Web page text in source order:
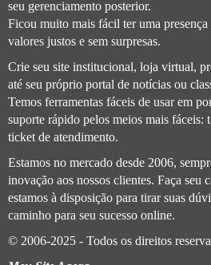
seu gerenciamento posterior.
Ficou muito mais fácil ter uma
valores justos e sem surpresas.
Crie seu site institucional, loja virtual,
até seu próprio portal de notícias ou
Temos ferramentas fáceis de usar em
suporte rápido pelos meios mais fáceis:
ticket de atendimento.
Estamos no mercado desde 2006,
inovação aos nossos clientes. Faça seu
estamos à disposição para tirar suas
caminho para seu sucesso online.
© 2006-2025 - Todos os direitos